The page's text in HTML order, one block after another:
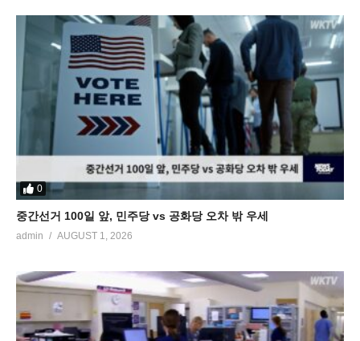
0
중간선거 100일 앞, 민주당 vs 공화당 오차 밖 우세
admin AUGUST 1, 2026